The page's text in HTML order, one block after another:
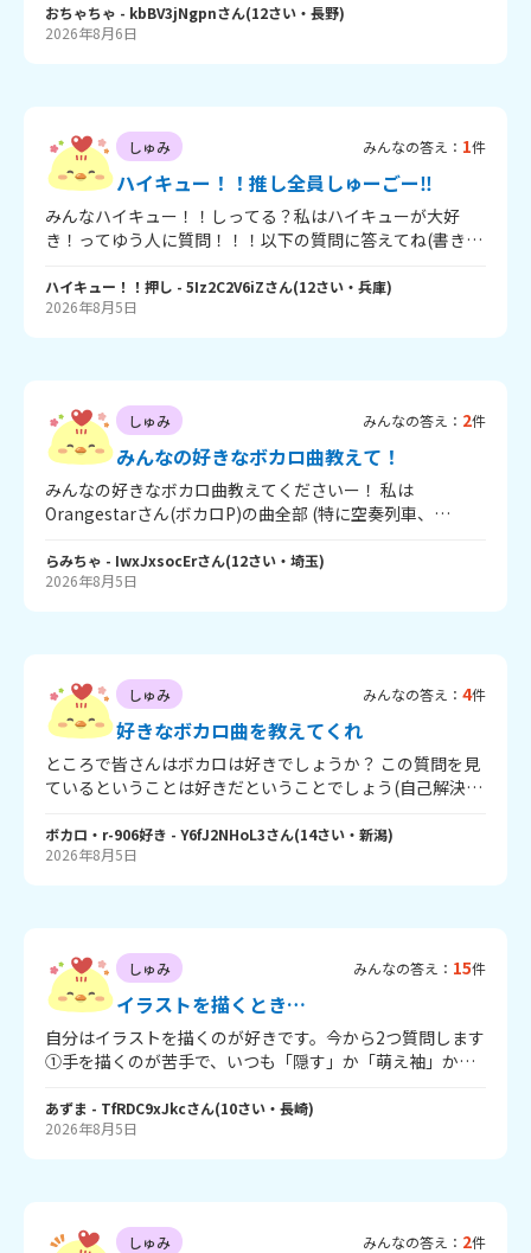
て。そもそも冬になったらバスケ観戦できないじゃん｣ と
言ってたの……。我が家は冬にはバスケ観戦をしてる‼️ し
るんだよね。 妹は水曜日（冬にはバスケ観戦の日）にミニ
バスがあるから私だけダンスダメなのは意味がわからなく
て🥲‎ ホンキで頑張りたいのになー。 でも習いたいっていう
前、家でit'smeを踊ってたら父に｢ダンス習いたいの？｣っ
て言われて習いたいけど｢いや！違う！｣って言っちゃった
んだよね。 ちなみにまだ母にダンスをならいたいというこ
とは言っていません( > <꧞) 言い方とかもわかんないし拒否
されるかも…… 心優しい方、言う方法を教えてください！
おちゃちゃ - kbBV3jNgpnさん(12さい・ 長野)
2026年8月6日
しゅみ みんなの答え： 1件
ハイキュー！！推し全員しゅーごー‼️
みんなハイキュー！！しってる？私はハイキューが大好
き！ってゆう人に質問！！！以下の質問に答えてね(書きた
イトの情報はみんなみてる？ ちなみに私は見てる！ ②コラ
ボ商品は絶対かってる？ 私はいろはすとアポロの商品かっ
個もってるよ！ 質問多くてごめんね🙇‍♀️答えてくれると嬉し
いな！ばいちゃー
ハイキュー！！押し - 5Iz2C2V6iZさん(12さい・ 兵庫)
2026年8月5日
しゅみ みんなの答え： 2件
みんなの好きなボカロ曲教えて！
みんなの好きなボカロ曲教えてくださいー！ 私は
Orangestarさん(ボカロP)の曲全部 (特に空奏列車、
かかな？ 夏の曲好き！後は15年前から～ぐらいの曲が好
き！ みんなも教えて！
らみちゃ - IwxJxsocErさん(12さい・ 埼玉)
2026年8月5日
しゅみ みんなの答え： 4件
好きなボカロ曲を教えてくれ
ところで皆さんはボカロは好きでしょうか？ この質問を見
ているということは好きだということでしょう(自己解決)
きなボカロだったら何でも、何曲でもOKです！ ちなみに自
分の場合↓ ・えれくとりっく・えんじぇぅ/ヤスオ ・アン
庫/Orangestar ・回る空うさぎ/Orangestar ・
Henceforth/Orangestar カッコいいボカロとドラムンベー
スボカロは最高なんだよね...(悟り) ↑みたいな感じで回答し
てくれればOKです！ 回答待っています！
ボカロ・r-906好き - Y6fJ2NHoL3さん(14さい・ 新潟)
2026年8月5日
しゅみ みんなの答え： 15件
イラストを描くとき…
自分はイラストを描くのが好きです。今から2つ質問します
①手を描くのが苦手で、いつも「隠す」か「萌え袖」か
コツってありますか……？ ②いつも立ち絵ばかり描いてい
て、それ以外は全く描けません。とうしたらいいですか？
あずま - TfRDC9xJkcさん(10さい・ 長崎)
2026年8月5日
しゅみ みんなの答え： 2件